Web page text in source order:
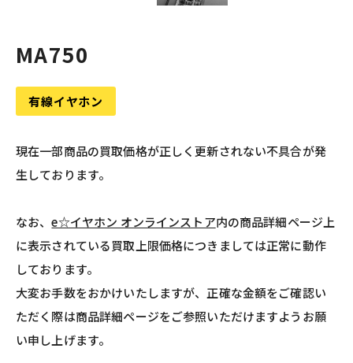
MA750
有線イヤホン
現在一部商品の買取価格が正しく更新されない不具合が発
生しております。
なお、e☆イヤホン オンラインストア内の商品詳細ページ上
に表示されている買取上限価格につきましては正常に動作
しております。
大変お手数をおかけいたしますが、正確な金額をご確認い
ただく際は商品詳細ページをご参照いただけますようお願
い申し上げます。